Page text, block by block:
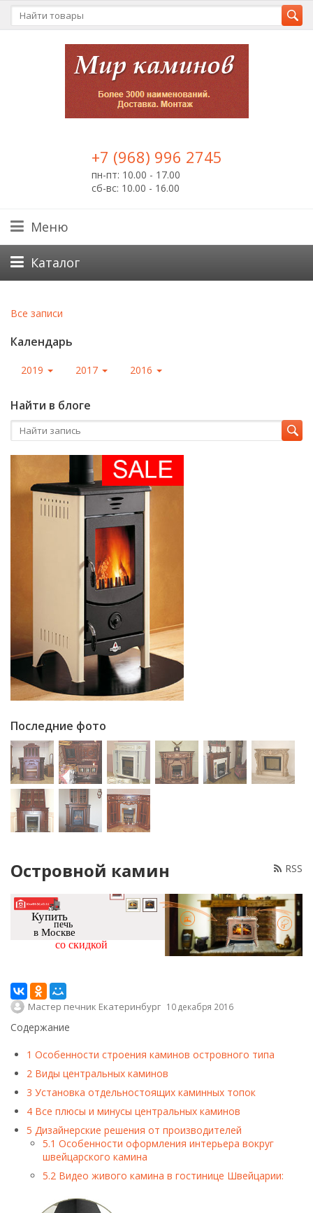
+7 (968) 996 2745
пн-пт: 10.00 - 17.00
сб-вс: 10.00 - 16.00
Меню
Каталог
Все записи
Календарь
2019 2017 2016
Найти в блоге
Последние фото
RSS
Островной камин
Купить
печь
в Москве
со скидкой
Мастер печник Екатеринбург 10 декабря 2016
Содержание
1 Особенности строения каминов островного типа
2 Виды центральных каминов
3 Установка отдельностоящих каминных топок
4 Все плюсы и минусы центральных каминов
5 Дизайнерские решения от производителей
5.1 Особенности оформления интерьера вокруг
швейцарского камина
5.2 Видео живого камина в гостинице Швейцарии: